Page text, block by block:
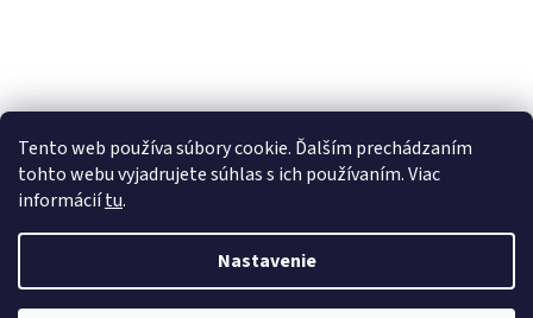
Tento web používa súbory cookie. Ďalším prechádzaním
tohto webu vyjadrujete súhlas s ich používaním. Viac
informáciítu.
Nastavenie
Vytvoril Shoptet